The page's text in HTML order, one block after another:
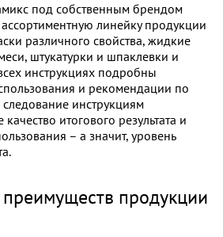
под собственным брендом
линейку продукции
различного свойства, жидкие
штукатурки и шпаклевки и
инструкциях подробны
и рекомендации по
следование инструкциям
итогового результата и
– а значит, уровень
продукции